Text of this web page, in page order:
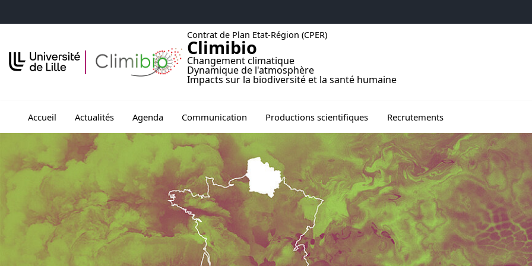
Contrat de Plan Etat-Région (CPER)
Climibio
Changement climatique
Dynamique de l'atmosphère
Impacts sur la biodiversité et la santé humaine
Accueil Actualités Agenda Communication Productions scientifiques Recrutements